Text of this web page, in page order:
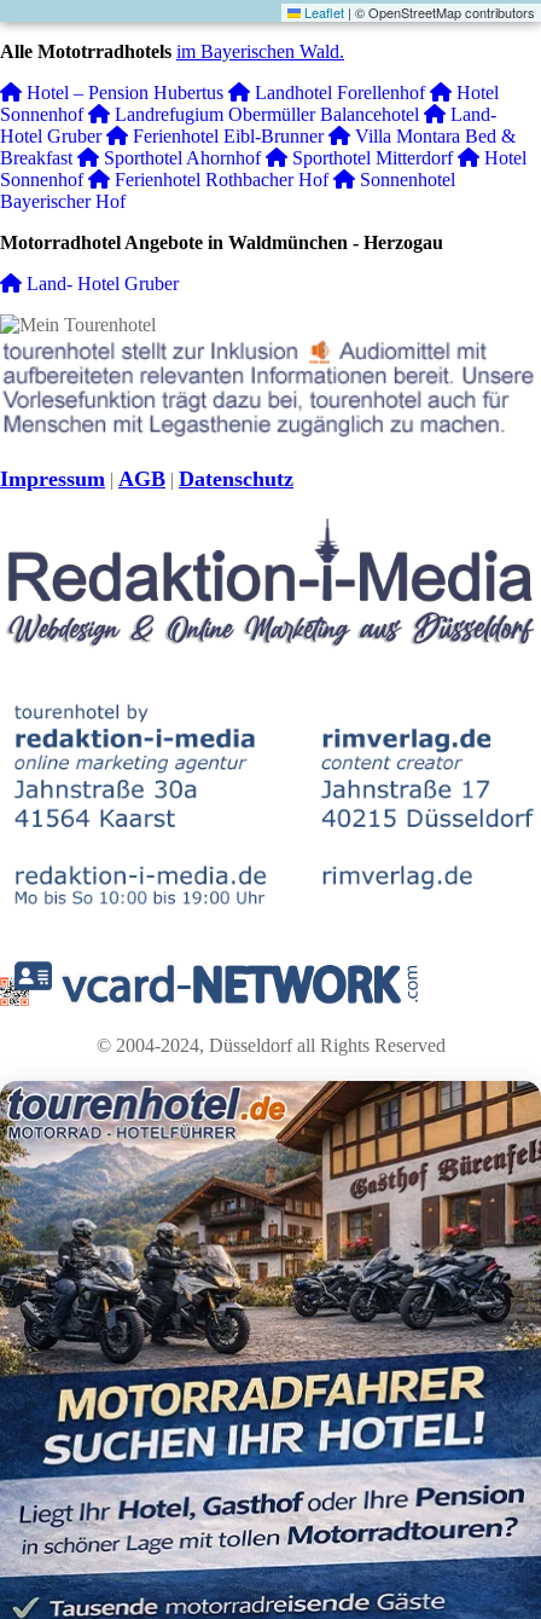
Leaflet | © OpenStreetMap contributors
Alle Mototrradhotels im Bayerischen Wald.
Hotel – Pension Hubertus
Landhotel Forellenhof
Hotel
Sonnenhof
Landrefugium Obermüller Balancehotel
Land-
Hotel Gruber
Ferienhotel Eibl-Brunner
Villa Montara Bed &
Breakfast
Sporthotel Ahornhof Sporthotel Mitterdorf
Hotel
Sonnenhof
Ferienhotel Rothbacher Hof
Sonnenhotel
Bayerischer Hof
Motorradhotel Angebote in Waldmünchen - Herzogau
Land- Hotel Gruber
Impressum | AGB | Datenschutz
© 2004-2024, Düsseldorf all Rights Reserved